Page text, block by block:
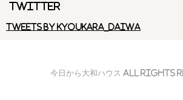
Twitter
Tweets by kyoukara_daiwa
今日から大和ハウス All Rights